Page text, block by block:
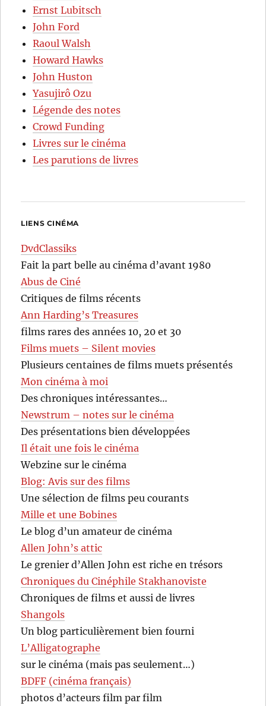
Ernst Lubitsch
John Ford
Raoul Walsh
Howard Hawks
John Huston
Yasujirô Ozu
Légende des notes
Crowd Funding
Livres sur le cinéma
Les parutions de livres
LIENS CINÉMA
DvdClassiks
Fait la part belle au cinéma d’avant 1980
Abus de Ciné
Critiques de films récents
Ann Harding’s Treasures
films rares des années 10, 20 et 30
Films muets – Silent movies
Plusieurs centaines de films muets présentés
Mon cinéma à moi
Des chroniques intéressantes…
Newstrum – notes sur le cinéma
Des présentations bien développées
Il était une fois le cinéma
Webzine sur le cinéma
Blog: Avis sur des films
Une sélection de films peu courants
Mille et une Bobines
Le blog d’un amateur de cinéma
Allen John’s attic
Le grenier d’Allen John est riche en trésors
Chroniques du Cinéphile Stakhanoviste
Chroniques de films et aussi de livres
Shangols
Un blog particulièrement bien fourni
L’Alligatographe
sur le cinéma (mais pas seulement…)
BDFF (cinéma français)
photos d’acteurs film par film